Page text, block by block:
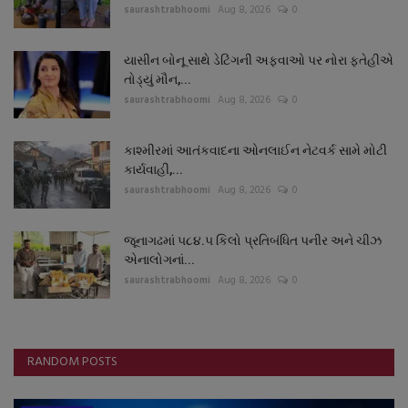
saurashtrabhoomi Aug 8, 2026 0
યાસીન બોનૂ સાથે ડેટિંગની અફવાઓ પર નોરા ફતેહીએ
તોડ્યું મૌન,...
saurashtrabhoomi Aug 8, 2026 0
કાશ્મીરમાં આતંકવાદના ઓનલાઈન નેટવર્ક સામે મોટી
કાર્યવાહી,...
saurashtrabhoomi Aug 8, 2026 0
જૂનાગઢમાં ૫૮૪.૫ કિલો પ્રતિબંધિત પનીર અને ચીઝ
એનાલોગનાં...
saurashtrabhoomi Aug 8, 2026 0
RANDOM POSTS